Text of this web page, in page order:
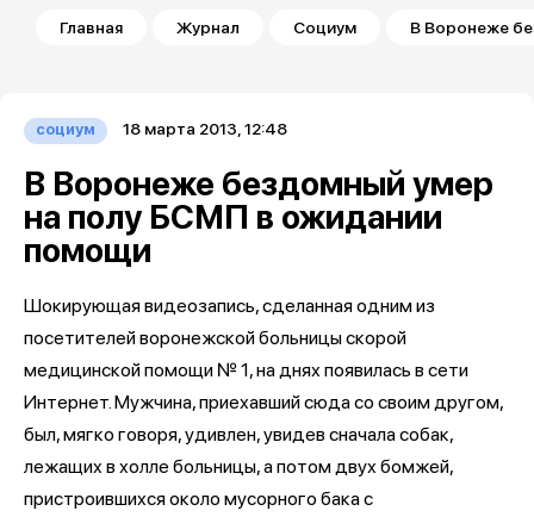
Строка навигации
Главная Журнал Социум В Воронеже
социум 18 марта 2013, 12:48
В Воронеже бездомный умер
на полу БСМП в ожидании
помощи
Шокирующая видеозапись, сделанная одним из
посетителей воронежской больницы скорой
медицинской помощи № 1, на днях появилась в сети
Интернет. Мужчина, приехавший сюда со своим другом,
был, мягко говоря, удивлен, увидев сначала собак,
лежащих в холле больницы, а потом двух бомжей,
пристроившихся около мусорного бака с